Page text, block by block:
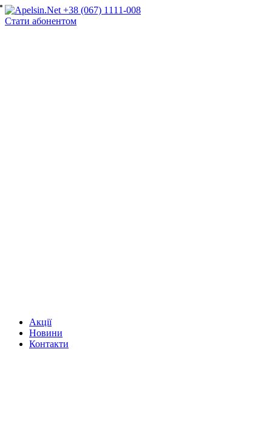
+38 (067) 1111-008
Стати абонентом
Акції
Новини
Контакти